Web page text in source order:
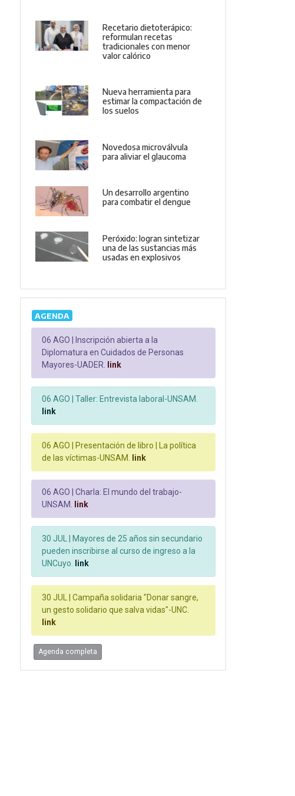
Recetario dietoterápico:
reformulan recetas
tradicionales con menor
valor calórico
Nueva herramienta para
estimar la compactación de
los suelos
Novedosa microválvula
para aliviar el glaucoma
Un desarrollo argentino
para combatir el dengue
Peróxido: logran sintetizar
una de las sustancias más
usadas en explosivos
AGENDA
06 AGO |
Inscripción abierta a la
Diplomatura en Cuidados de Personas
Mayores-UADER.
link
06 AGO |
Taller: Entrevista laboral-UNSAM.
link
06 AGO |
Presentación de libro | La política
de las víctimas-UNSAM.
link
06 AGO |
Charla: El mundo del trabajo-
UNSAM.
link
30 JUL |
Mayores de 25 años sin secundario
pueden inscribirse al curso de ingreso a la
UNCuyo.
link
30 JUL |
Campaña solidaria "Donar sangre,
un gesto solidario que salva vidas"-UNC.
link
Agenda completa